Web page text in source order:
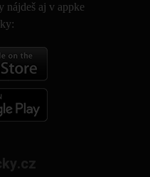
nájdeš aj v appke